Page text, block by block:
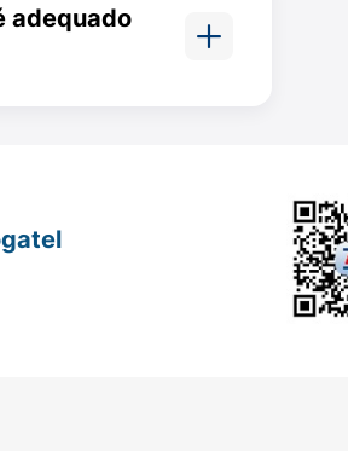
adequado